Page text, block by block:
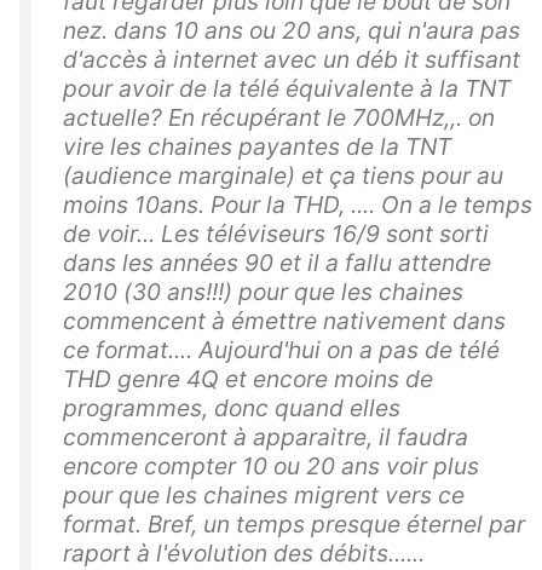
nez. dans 10 ans ou 20 ans, qui n'aura pas
d'accès à internet avec un déb it suffisant
pour avoir de la télé équivalente à la TNT
actuelle? En récupérant le 700MHz,,. on
vire les chaines payantes de la TNT
(audience marginale) et ça tiens pour au
moins 10ans. Pour la THD, .... On a le temps
de voir... Les téléviseurs 16/9 sont sorti
dans les années 90 et il a fallu attendre
2010 (30 ans!!!) pour que les chaines
commencent à émettre nativement dans
ce format.... Aujourd'hui on a pas de télé
THD genre 4Q et encore moins de
programmes, donc quand elles
commenceront à apparaitre, il faudra
encore compter 10 ou 20 ans voir plus
pour que les chaines migrent vers ce
format. Bref, un temps presque éternel par
raport à l'évolution des débits......